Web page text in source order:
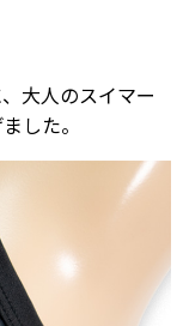
大人のスイマー
した。